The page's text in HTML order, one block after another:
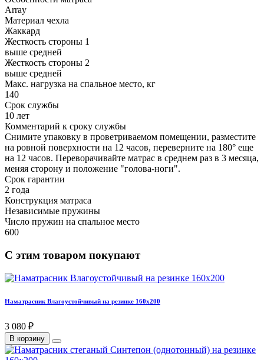
Array
Материал чехла
Жаккард
Жесткость стороны 1
выше средней
Жесткость стороны 2
выше средней
Макс. нагрузка на спальное место, кг
140
Срок службы
10 лет
Комментарий к сроку службы
Снимите упаковку в проветриваемом помещении, разместите
на ровной поверхности на 12 часов, переверните на 180° еще
на 12 часов. Переворачивайте матрас в среднем раз в 3 месяца,
меняя сторону и положение "голова-ноги".
Срок гарантии
2 года
Конструкция матраса
Независимые пружины
Число пружин на спальное место
600
С этим товаром покупают
Наматрасник Влагоустойчивый на резинке 160х200
3 080 ₽
В корзину